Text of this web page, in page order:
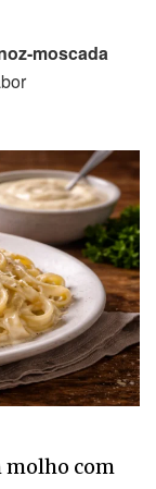
moscada
molho com